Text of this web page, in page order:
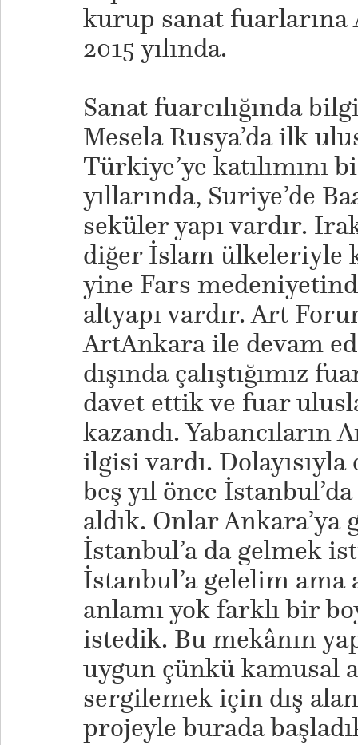
kurup sanat fuarlarına
2015 yılında.
Sanat fuarcılığında
Mesela Rusya’da ilk
Türkiye’ye katılımını
yıllarında, Suriye’de
seküler yapı vardır.
diğer İslam ülkeleriyle
yine Fars
altyapı vardır. Art
ArtAnkara ile devam
dışında çalıştığımız
davet ettik ve fuar
kazandı. Yabancıların
ilgisi vardı.
beş yıl önce
aldık. Onlar
İstanbul’a da gelmek
İstanbul’a gelelim ama
anlamı yok farklı bir
istedik. Bu mekânın
uygun çünkü kamusal
sergilemek için dış
projeyle burada